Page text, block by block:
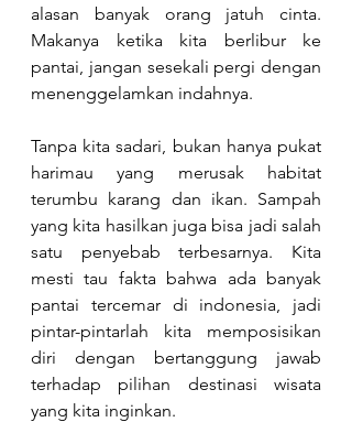
alasan banyak orang jatuh cinta.
Makanya ketika kita berlibur ke
pantai, jangan sesekali pergi dengan
menenggelamkan indahnya.
Tanpa kita sadari, bukan hanya pukat
harimau yang merusak habitat
terumbu karang dan ikan. Sampah
yang kita hasilkan juga bisa jadi salah
satu penyebab terbesarnya. Kita
mesti tau fakta bahwa ada banyak
pantai tercemar di indonesia, jadi
pintar-pintarlah kita memposisikan
diri dengan bertanggung jawab
terhadap pilihan destinasi wisata
yang kita inginkan.